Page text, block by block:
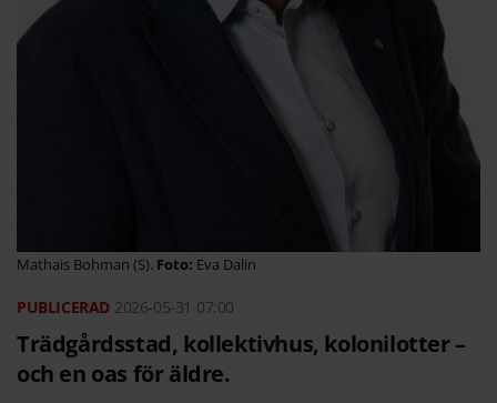
Mathais Bohman (S). Eva Dalin
2026-05-31 07:00
Trädgårdsstad, kollektivhus, kolonilotter –
och en oas för äldre.